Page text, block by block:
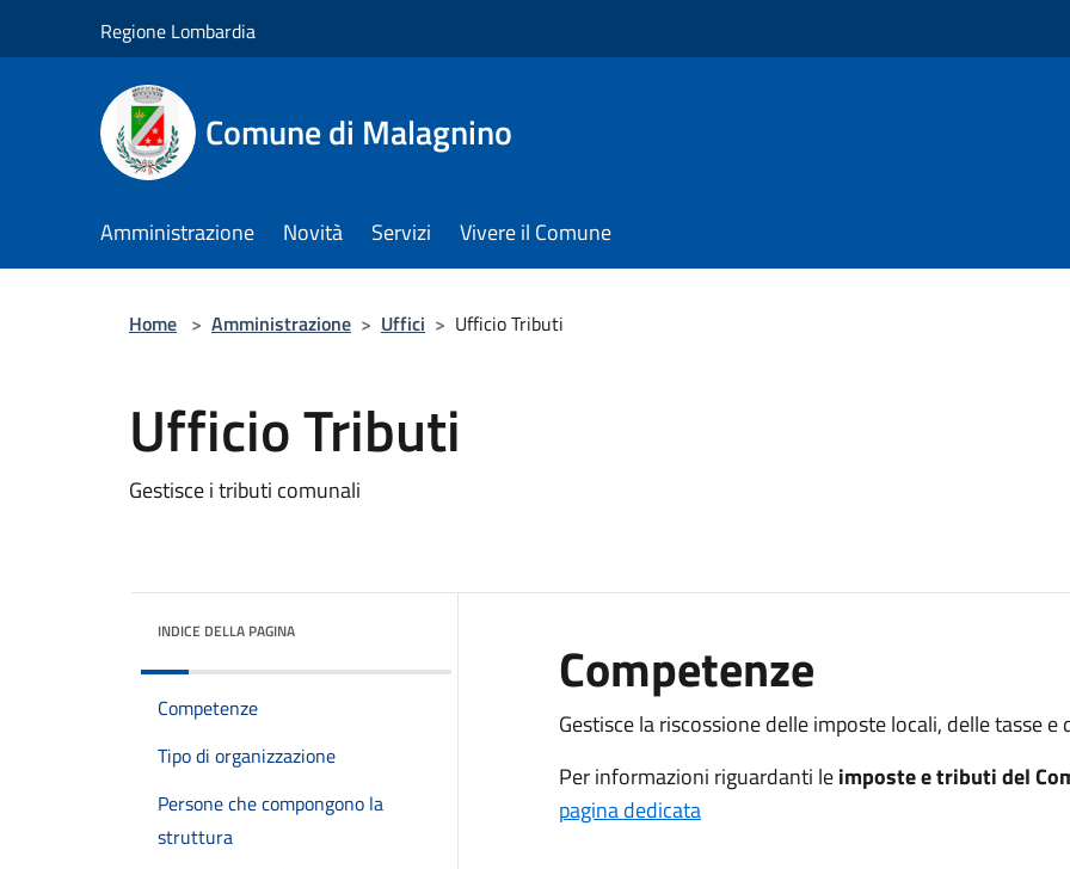
Regione Lombardia
Comune di Malagnino
Amministrazione Novità Servizi Vivere il Comune
Home > Amministrazione > Uffici > Ufficio Tributi
Ufficio Tributi
Gestisce i tributi comunali
INDICE DELLA PAGINA
Competenze
Tipo di organizzazione
Persone che compongono la
struttura
Competenze
Gestisce la riscossione delle imposte locali, delle tasse
Per informazioni riguardanti leimposte e tributi del
pagina dedicata